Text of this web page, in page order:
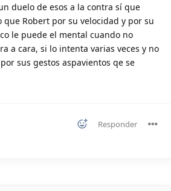
duelo de esos a la contra sí que
que Robert por su velocidad y por su
le puede el mental cuando no
a cara, si lo intenta varias veces y no
sus gestos aspavientos qe se
Responder